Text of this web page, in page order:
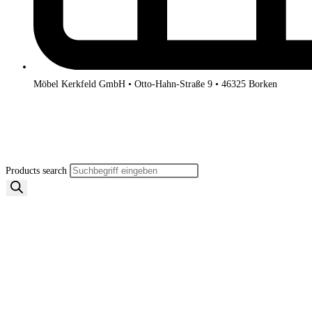
Möbel Kerkfeld GmbH • Otto-Hahn-Straße 9 • 46325 Borken
Products search